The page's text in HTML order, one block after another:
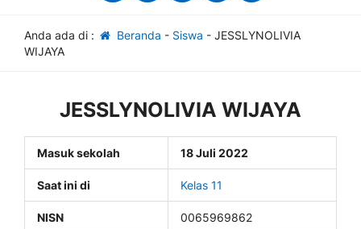
Anda ada di : Beranda - Siswa - JESSLYNOLIVIA
WIJAYA
JESSLYNOLIVIA WIJAYA
Masuk sekolah 18 Juli 2022
Saat ini di Kelas 11
NISN 0065969862